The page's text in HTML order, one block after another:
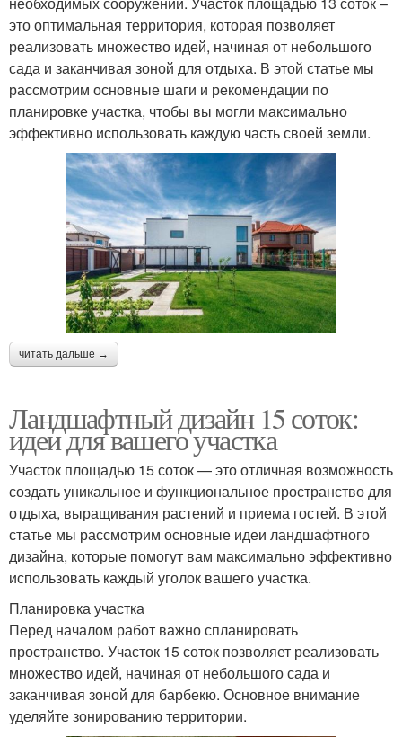
это оптимальная территория, которая позволяет
реализовать множество идей, начиная от небольшого
сада и заканчивая зоной для отдыха. В этой статье мы
рассмотрим основные шаги и рекомендации по
планировке участка, чтобы вы могли максимально
эффективно использовать каждую часть своей земли.
читать дальше →
Ландшафтный дизайн 15 соток:
идеи для вашего участка
Участок площадью 15 соток — это отличная возможность
создать уникальное и функциональное пространство для
отдыха, выращивания растений и приема гостей. В этой
статье мы рассмотрим основные идеи ландшафтного
дизайна, которые помогут вам максимально эффективно
использовать каждый уголок вашего участка.
Планировка участка
Перед началом работ важно спланировать
пространство. Участок 15 соток позволяет реализовать
множество идей, начиная от небольшого сада и
заканчивая зоной для барбекю. Основное внимание
уделяйте зонированию территории.